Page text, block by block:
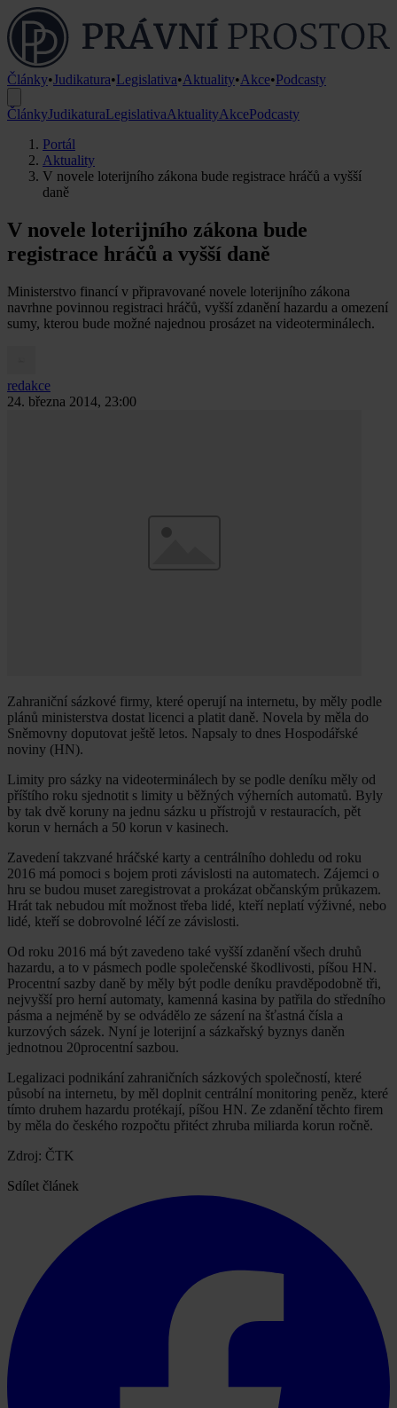
Články•Judikatura•Legislativa•Aktuality•Akce•Podcasty
ČlánkyJudikaturaLegislativaAktualityAkcePodcasty
Portál
Aktuality
V novele loterijního zákona bude registrace hráčů a vyšší
daně
V novele loterijního zákona bude
registrace hráčů a vyšší daně
Ministerstvo financí v připravované novele loterijního zákona
navrhne povinnou registraci hráčů, vyšší zdanění hazardu a omezení
sumy, kterou bude možné najednou prosázet na videoterminálech.
redakce
24. března 2014, 23:00
Zahraniční sázkové firmy, které operují na internetu, by měly podle
plánů ministerstva dostat licenci a platit daně. Novela by měla do
Sněmovny doputovat ještě letos. Napsaly to dnes Hospodářské
noviny (HN).
Limity pro sázky na videoterminálech by se podle deníku měly od
příštího roku sjednotit s limity u běžných výherních automatů. Byly
by tak dvě koruny na jednu sázku u přístrojů v restauracích, pět
korun v hernách a 50 korun v kasinech.
Zavedení takzvané hráčské karty a centrálního dohledu od roku
2016 má pomoci s bojem proti závislosti na automatech. Zájemci o
hru se budou muset zaregistrovat a prokázat občanským průkazem.
Hrát tak nebudou mít možnost třeba lidé, kteří neplatí výživné, nebo
lidé, kteří se dobrovolné léčí ze závislosti.
Od roku 2016 má být zavedeno také vyšší zdanění všech druhů
hazardu, a to v pásmech podle společenské škodlivosti, píšou HN.
Procentní sazby daně by měly být podle deníku pravděpodobně tři,
nejvyšší pro herní automaty, kamenná kasina by patřila do středního
pásma a nejméně by se odvádělo ze sázení na šťastná čísla a
kurzových sázek. Nyní je loterijní a sázkařský byznys daněn
jednotnou 20procentní sazbou.
Legalizaci podnikání zahraničních sázkových společností, které
působí na internetu, by měl doplnit centrální monitoring peněz, které
tímto druhem hazardu protékají, píšou HN. Ze zdanění těchto firem
by měla do českého rozpočtu přitéct zhruba miliarda korun ročně.
Zdroj: ČTK
Sdílet článek